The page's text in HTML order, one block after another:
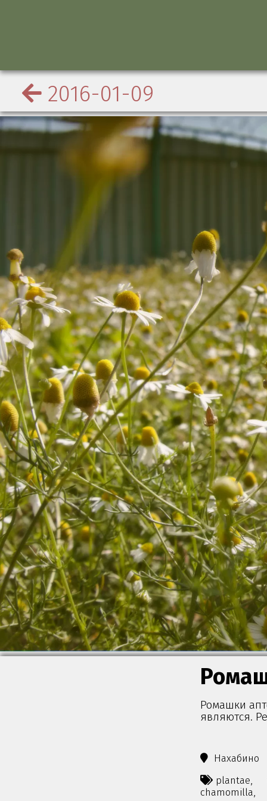
2016-01-09
Ромашки
являются.
Нахабино
plantae,
chamomilla,